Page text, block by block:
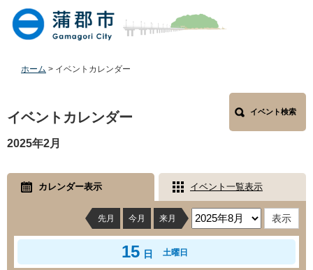
本
ホーム > イベントカレンダー
文
イベントカレンダー イベント検索
2025年2月
カレンダー表示 イベント一覧表示
先月 今月 来月
15 日 土曜日